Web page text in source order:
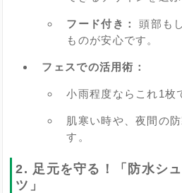
フード付き：
頭部も
ものが安心です。
フェスでの活用術：
小雨程度ならこれ1枚
肌寒い時や、夜間の
す。
2. 足元を守る！「防水シ
ツ」